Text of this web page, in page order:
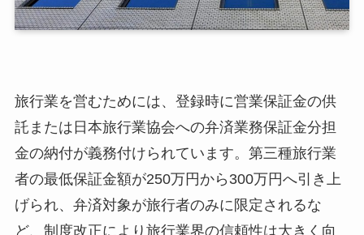
旅行業を営むためには、登録時に営業保証金の供
託または日本旅行業協会への弁済業務保証金分担
金の納付が義務付けられています。第三種旅行業
者の最低保証金額が250万円から300万円へ引き上
げられ、弁済対象が旅行者のみに限定されるな
ど、制度改正により旅行業界の信頼性は大きく向